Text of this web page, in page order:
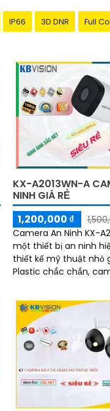
IP66 3D DNR Full
KX-A2013WN-A
NINH GIÁ RẺ
1,200,000 ₫
Camera An Ninh KX-
một thiết bị an ninh
thiết kế mỹ thuật nhỏ gọn.
Plastic chắc chắn,
phân giải 2